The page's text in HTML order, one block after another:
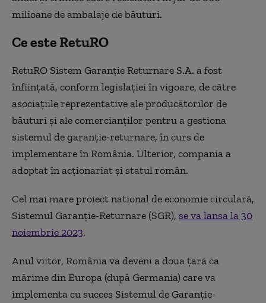
milioane de ambalaje de băuturi.
Ce este RetuRO
RetuRO Sistem Garanție Returnare S.A. a fost
înființată, conform legislației în vigoare, de către
asociațiile reprezentative ale producătorilor de
băuturi și ale comercianților pentru a gestiona
sistemul de garanție-returnare, în curs de
implementare în România. Ulterior, compania a
adoptat în acționariat și statul român.
Cel mai mare proiect national de economie circulară,
Sistemul Garanție-Returnare (SGR), se va lansa la 30
noiembrie 2023.
Anul viitor, România va deveni a doua țară ca
mărime din Europa (după Germania) care va
implementa cu succes Sistemul de Garanție-